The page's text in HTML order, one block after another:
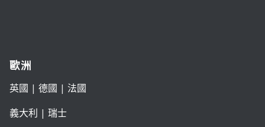
歐洲
英國 | 德國 | 法國
義大利 | 瑞士